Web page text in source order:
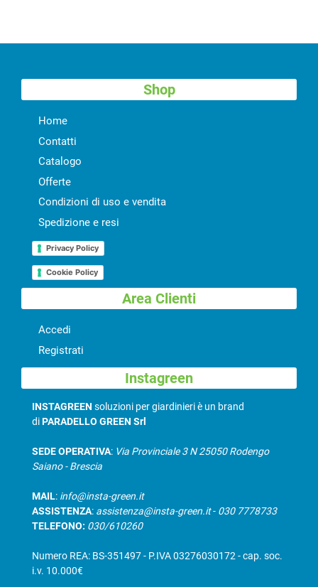
Shop
Home
Contatti
Catalogo
Offerte
Condizioni di uso e vendita
Spedizione e resi
Privacy Policy
Cookie Policy
Area Clienti
Accedi
Registrati
Instagreen
INSTAGREEN soluzioni per giardinieri è un brand
diPARADELLO GREEN Srl
SEDE OPERATIVA: Via Provinciale 3 N 25050 Rodengo
Saiano - Brescia
MAIL: info@insta-green.it
ASSISTENZA: assistenza@insta-green.it- 030 7778733
TELEFONO: 030/610260
Numero REA: BS-351497 - P.IVA 03276030172 - cap. soc.
i.v. 10.000€